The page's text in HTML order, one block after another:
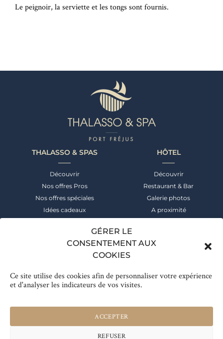
GÉRER LE
CONSENTEMENT AUX
COOKIES
Ce site utilise des cookies afin de personnaliser votre expérience
et d'analyser les indicateurs de vos visites.
ACCEPTER
REFUSER
Le peignoir, la serviette et les tongs sont fournis.
THALASSO & SPAS
Découvrir
Nos offres Pros
Nos offres spéciales
Idées cadeaux
HÔTEL
Découvrir
Restaurant & Bar
Galerie photos
A proximité
Suivez notre actualité &
bénéficiez des meilleures offres
Inscrivez-vous
© THALASSO & SPA
MENTIONS LÉGALES